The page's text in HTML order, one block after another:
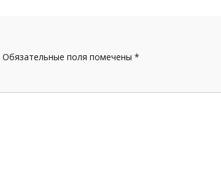
Обязательные поля помечены *